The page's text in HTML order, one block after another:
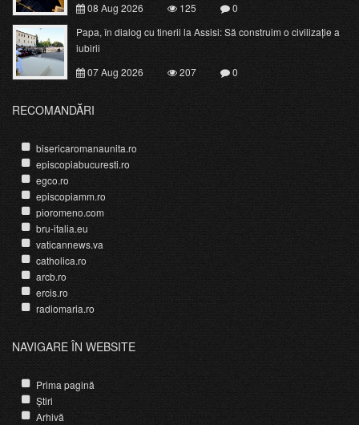
08 Aug 2026 125
0
Papa, în dialog cu tinerii la Assisi: Să construim o civilizație a
iubirii
07 Aug 2026
207 0
RECOMANDĂRI
bisericaromanaunita.ro
episcopiabucuresti.ro
egco.ro
episcopiamm.ro
pioromeno.com
bru-italia.eu
vaticannews.va
catholica.ro
arcb.ro
ercis.ro
radiomaria.ro
NAVIGARE ÎN WEBSITE
Prima pagină
Știri
Arhivă